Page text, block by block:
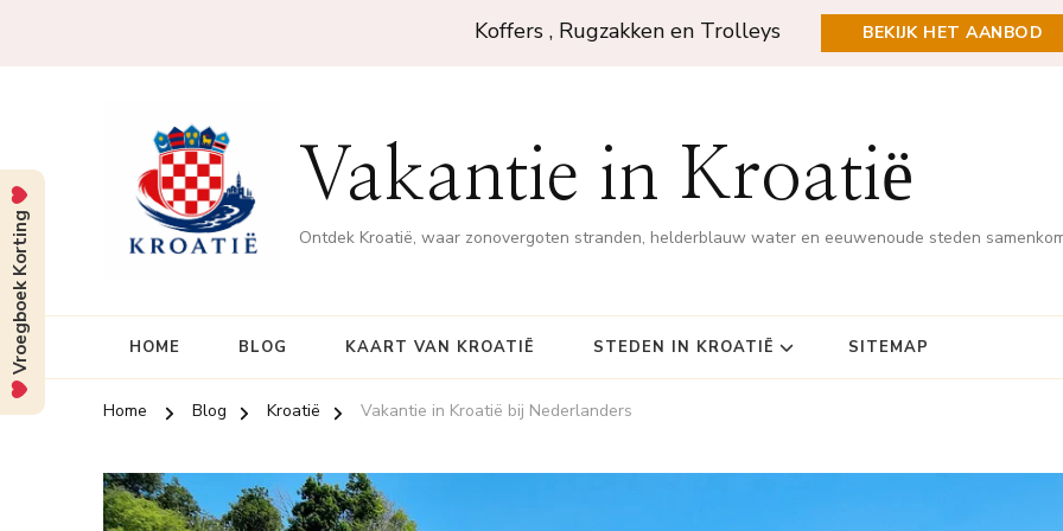
Koffers , Rugzakken en Trolleys BEKIJK HET AANBOD
Vakantie in Kroatië
Ontdek Kroatië, waar zonovergoten stranden, helderblauw water en eeuwenoude steden
HOME BLOG KAART VAN KROATIË STEDEN IN KROATIË SITEMAP
Home Blog Kroatië Vakantie in Kroatië bij Nederlanders
Vroegboek Korting